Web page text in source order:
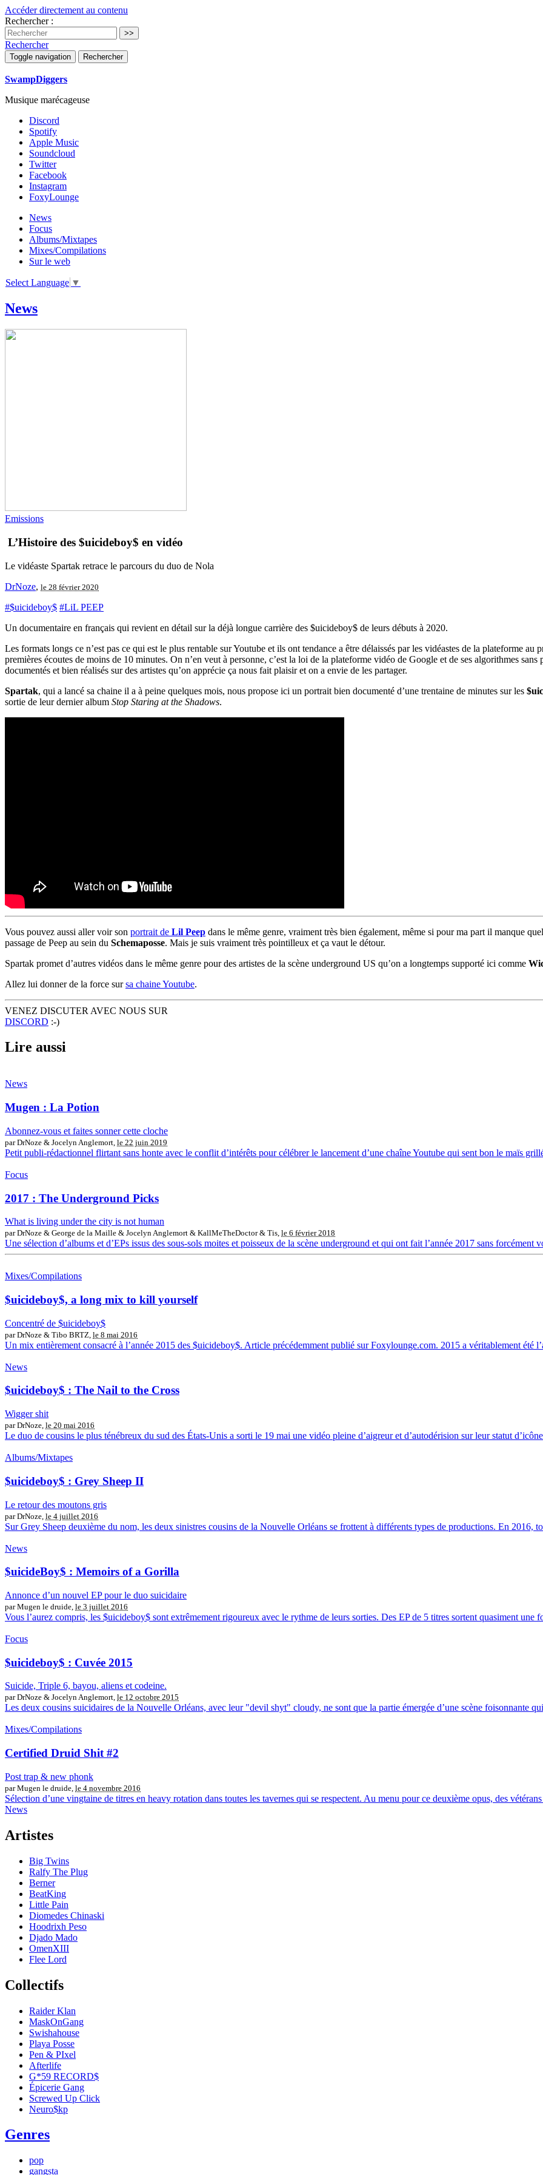
Accéder directement au contenu
Rechercher :
Rechercher
Toggle navigation Rechercher
SwampDiggers
Musique marécageuse
Discord
Spotify
Apple Music
Soundcloud
Twitter
Facebook
Instagram
FoxyLounge
News
Focus
Albums/Mixtapes
Mixes/Compilations
Sur le web
Select Language ▼
News
Emissions
L’Histoire des $uicideboy$ en vidéo
Le vidéaste Spartak retrace le parcours du duo de Nola
DrNoze, le 28 février 2020
#$uicideboy$ #LiL PEEP
Un documentaire en français qui revient en détail sur la déjà longue carrière des $uicideboy$ de leurs débuts à 2020.
Les formats longs ce n’est pas ce qui est le plus rentable sur Youtube et ils ont tendance a être délaissés par les vidéastes de la plateforme
premières écoutes de moins de 10 minutes. On n’en veut à personne, c’est la loi de la plateforme vidéo de Google et de ses algorithmes
documentés et bien réalisés sur des artistes qu’on apprécie ça nous fait plaisir et on a envie de les partager.
Spartak, qui a lancé sa chaine il a à peine quelques mois, nous propose ici un portrait bien documenté d’une trentaine de minutes sur les
sortie de leur dernier album Stop Staring at the Shadows.
Vous pouvez aussi aller voir son portrait de Lil Peep dans le même genre, vraiment très bien également, même si pour ma part il manque
passage de Peep au sein du Schemaposse. Mais je suis vraiment très pointilleux et ça vaut le détour.
Spartak promet d’autres vidéos dans le même genre pour des artistes de la scène underground US qu’on a longtemps supporté ici comme
Allez lui donner de la force sursa chaine Youtube.
VENEZ DISCUTER AVEC NOUS SUR
DISCORD :-)
Lire aussi
News
Mugen : La Potion
Abonnez-vous et faites sonner cette cloche
par DrNoze & Jocelyn Anglemort, le 22 juin 2019
Petit publi-rédactionnel flirtant sans honte avec le conflit d’intérêts pour célébrer le lancement d’une chaîne Youtube qui sent bon le maïs
Focus
2017 : The Underground Picks
What is living under the city is not human
par DrNoze & George de la Maille & Jocelyn Anglemort & KallMeTheDoctor & Tis, le 6 février 2018
Une sélection d’albums et d’EPs issus des sous-sols moites et poisseux de la scène underground et qui ont fait l’année 2017 sans forcément
Mixes/Compilations
$uicideboy$, a long mix to kill yourself
Concentré de $uicideboy$
par DrNoze & Tibo BRTZ, le 8 mai 2016
Un mix entièrement consacré à l’année 2015 des $uicideboy$. Article précédemment publié sur Foxylounge.com. 2015 a véritablement été
News
$uicideboy$ : The Nail to the Cross
Wigger shit
par DrNoze, le 20 mai 2016
Le duo de cousins le plus ténébreux du sud des États-Unis a sorti le 19 mai une vidéo pleine d’aigreur et d’autodérision sur leur statut
Albums/Mixtapes
$uicideboy$ : Grey Sheep II
Le retour des moutons gris
par DrNoze, le 4 juillet 2016
Sur Grey Sheep deuxième du nom, les deux sinistres cousins de la Nouvelle Orléans se frottent à différents types de productions. En 2016,
News
$uicideBoy$ : Memoirs of a Gorilla
Annonce d’un nouvel EP pour le duo suicidaire
par Mugen le druide, le 3 juillet 2016
Vous l’aurez compris, les $uicideboy$ sont extrêmement rigoureux avec le rythme de leurs sorties. Des EP de 5 titres sortent quasiment une
Focus
$uicideboy$ : Cuvée 2015
Suicide, Triple 6, bayou, aliens et codeine.
par DrNoze & Jocelyn Anglemort, le 12 octobre 2015
Les deux cousins suicidaires de la Nouvelle Orléans, avec leur "devil shyt" cloudy, ne sont que la partie émergée d’une scène foisonnante
Mixes/Compilations
Certified Druid Shit #2
Post trap & new phonk
par Mugen le druide, le 4 novembre 2016
Sélection d’une vingtaine de titres en heavy rotation dans toutes les tavernes qui se respectent. Au menu pour ce deuxième opus, des
News
Artistes
Big Twins
Ralfy The Plug
Berner
BeatKing
Little Pain
Diomedes Chinaski
Hoodrixh Peso
Djado Mado
OmenXIII
Flee Lord
Collectifs
Raider Klan
MaskOnGang
Swishahouse
Playa Posse
Pen & PIxel
Afterlife
G*59 RECORD$
Épicerie Gang
Screwed Up Click
Neuro$kp
Genres
pop
gangsta